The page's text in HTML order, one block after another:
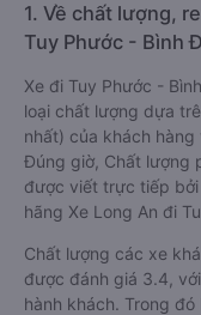
1. Về chất lượng,
Tuy Phước - Bình
Xe đi Tuy Phước -
loại chất lượng dựa
nhất) của khách hàng
Đúng giờ, Chất lượng
được viết trực tiếp
hãng Xe Long An đi
Chất lượng các xe
được đánh giá 3.4,
hành khách. Trong